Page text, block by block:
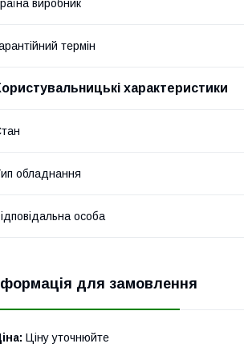
виробник
термін
характеристики
обладнання
особа
для замовлення
Ціну уточнюйте